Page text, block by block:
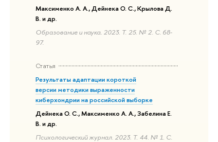
Максименко А. А., Дейнека О. С., Крылова Д.
В. и др.
Образование и наука. 2023. Т. 25. № 2. С. 68-
97.
Статья
Результаты адаптации короткой
версии методики выраженности
киберхондрии на российской выборке
Дейнека О. С., Максименко А. А., Забелина Е.
В. и др.
Психологический журнал. 2023. Т. 44. № 1. С.